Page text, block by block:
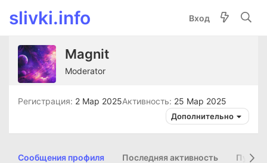
slivki.info Вход
Magnit
Moderator
Регистрация 2 Мар 2025Активность 25 Мар 2025
Дополнительно
Сообщения профиля Последняя активность